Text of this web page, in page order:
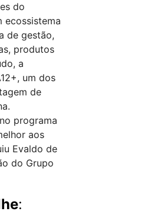
do
ecossistema
de gestão,
produtos
a
um dos
de
programa
aos
Evaldo de
do Grupo
: